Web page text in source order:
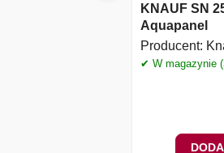
KNAUF SN
Aquapanel
Producent:
✔ W magazynie